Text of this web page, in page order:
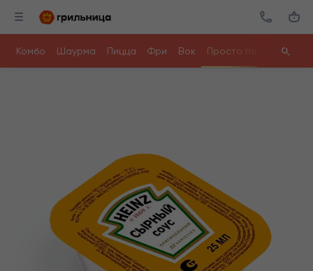
Комбо Шаурма Пицца Фри Вок Просто поесть